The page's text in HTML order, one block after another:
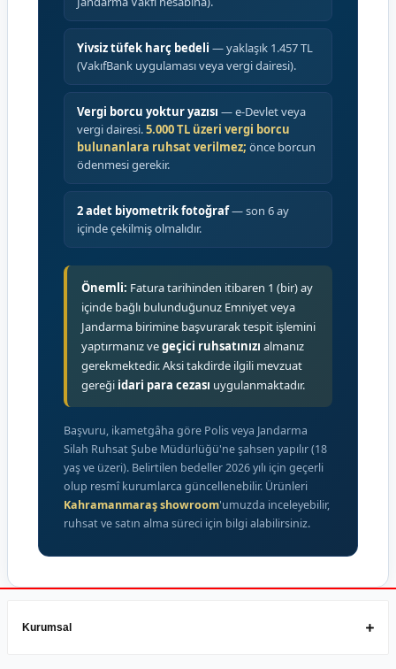
Yivsiz tüfek harç bedeli — yaklaşık 1.457 TL
(VakıfBank uygulaması veya vergi dairesi).
Vergi borcu yoktur yazısı — e-Devlet veya
vergi dairesi.5.000 TL üzeri vergi borcu
bulunanlara ruhsat verilmez; önce borcun
ödenmesi gerekir.
2 adet biyometrik fotoğraf— son 6 ay
içinde çekilmiş olmalıdır.
Önemli: Fatura tarihinden itibaren 1 (bir) ay
içinde bağlı bulunduğunuz Emniyet veya
Jandarma birimine başvurarak tespit işlemini
yaptırmanız vegeçici ruhsatınızı almanız
gerekmektedir. Aksi takdirde ilgili mevzuat
gereği idari para cezası uygulanmaktadır.
Başvuru, ikametgâha göre Polis veya Jandarma
Silah Ruhsat Şube Müdürlüğü'ne şahsen yapılır (18
yaş ve üzeri). Belirtilen bedeller 2026 yılı için geçerli
olup resmî kurumlarca güncellenebilir. Ürünleri
Kahramanmaraş showroom'umuzda inceleyebilir,
ruhsat ve satın alma süreci için bilgi alabilirsiniz.
Kurumsal